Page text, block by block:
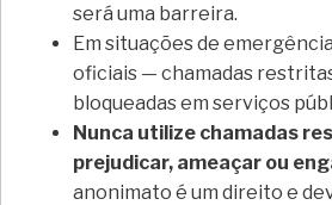
será uma barreira.
Em situações de
oficiais — chamadas
bloqueadas em serviços
Nunca utilize chamadas
prejudicar, ameaçar ou
anonimato é um direito e